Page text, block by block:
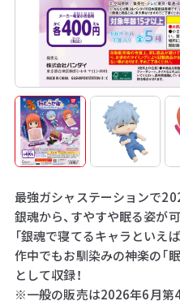
最強ガシャステーションで
銀魂から、すやすや眠る姿が
「銀魂で寝てるキャラといえ
作中でもお馴染みの神楽の「
として収録！
※一般の販売は2026年6月第